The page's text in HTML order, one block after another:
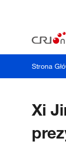
Strona
Xi